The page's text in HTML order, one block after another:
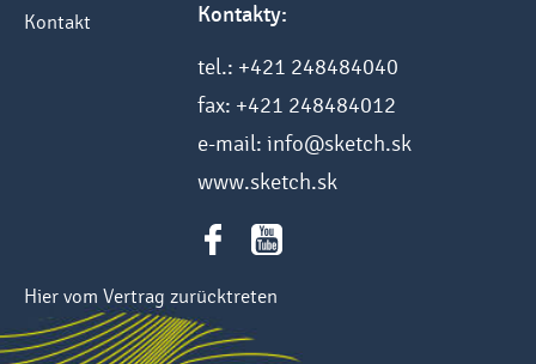
Kontakt
Kontakty:
tel.: +421 248484040
fax: +421 248484012
e-mail: info@sketch.sk
www.sketch.sk
Hier vom Vertrag zurücktreten